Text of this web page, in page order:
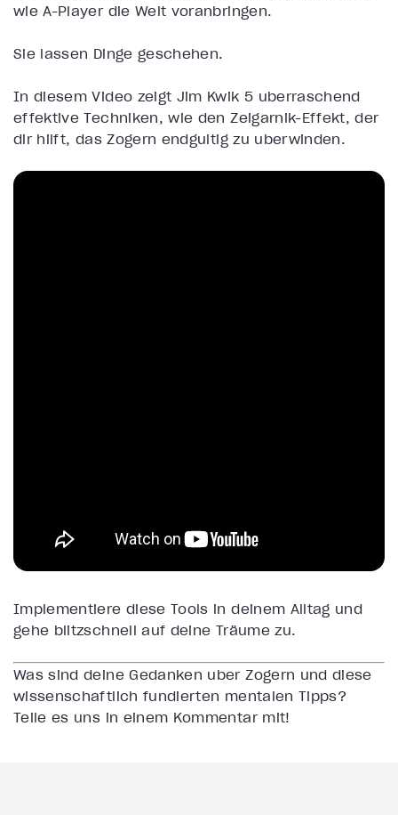
wie A-Player die Welt voranbringen.
Sie lassen Dinge geschehen.
In diesem Video zeigt Jim Kwik 5 überraschend
effektive Techniken, wie den Zeigarnik-Effekt, der
dir hilft, das Zögern endgültig zu überwinden.
Implementiere diese Tools in deinem Alltag und
gehe blitzschnell auf deine Träume zu.
Was sind deine Gedanken über Zögern und diese
wissenschaftlich fundierten mentalen Tipps?
Teile es uns in einem Kommentar mit!